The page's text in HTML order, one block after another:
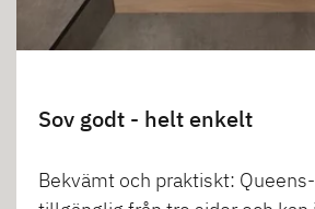
Sov godt - helt enkelt
Bekvämt och praktiskt: